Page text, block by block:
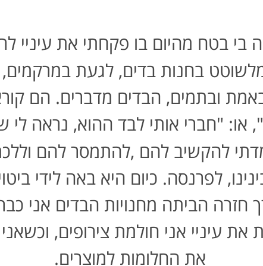
בי בטח מהיום בו פקחתי את עיניי
בחנות בדים,לגעת
ובתמים, הבדים מדברים. הם
", או: "חברי אותי לבד ההוא, נראה לי
להקשיב להם ,להתמסר להם
, לפרנסה. כיום היא באה לידי
חזרה הביתה מחנויות הבדים אני
עיניי אני חולמת צירופים,
את החלומות למוצרים.